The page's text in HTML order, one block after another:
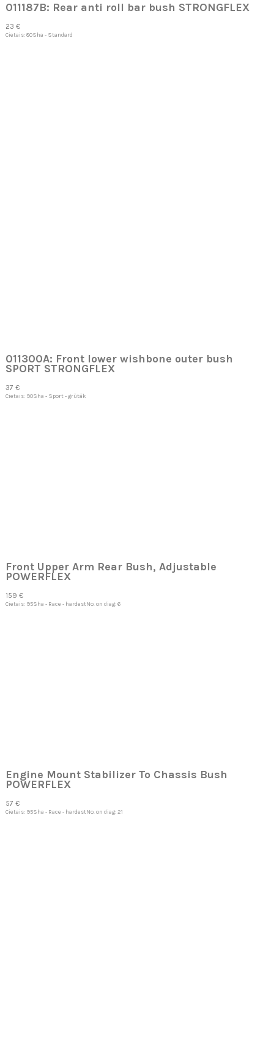
011187B: Rear anti roll bar bush STRONGFLEX
23 €
Cietais: 80Sha - Standard
011300A: Front lower wishbone outer bush
SPORT STRONGFLEX
37 €
Cietais: 90Sha - Sport - grūtāk
Front Upper Arm Rear Bush, Adjustable
POWERFLEX
159 €
Cietais: 95Sha - Race - hardestNo. on diag: 6
Engine Mount Stabilizer To Chassis Bush
POWERFLEX
57 €
Cietais: 95Sha - Race - hardestNo. on diag: 21